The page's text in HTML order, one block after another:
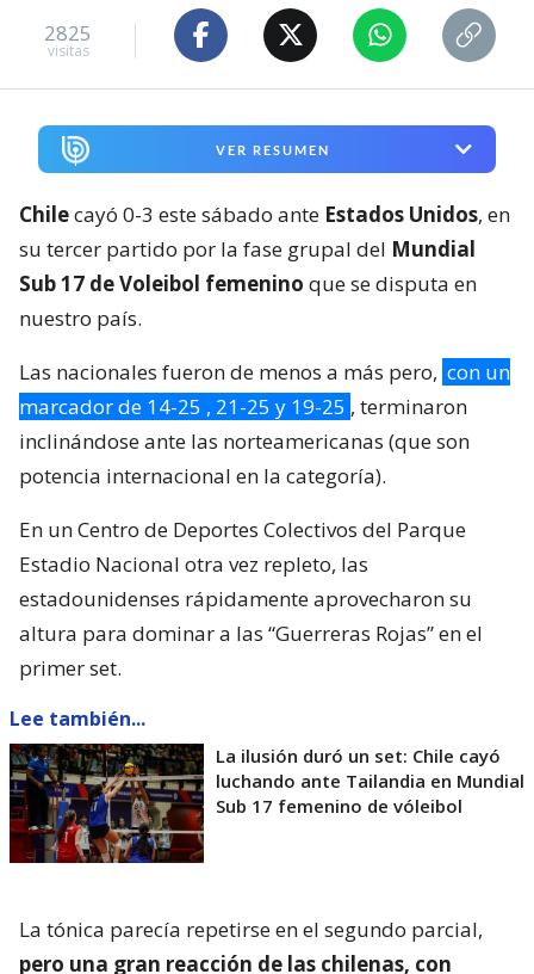
2825
visitas
VER RESUMEN
Chilecayó 0-3 este sábado ante Estados Unidos, en
su tercer partido por la fase grupal del Mundial
Sub 17 de Voleibol femenino que se disputa en
nuestro país.
Las nacionales fueron de menos a más pero, con un
marcador de 14-25 , 21-25 y 19-25 , terminaron
inclinándose ante las norteamericanas (que son
potencia internacional en la categoría).
En un Centro de Deportes Colectivos del Parque
Estadio Nacional otra vez repleto, las
estadounidenses rápidamente aprovecharon su
altura para dominar a las “Guerreras Rojas” en el
primer set.
Lee también...
La ilusión duró un set: Chile cayó
luchando ante Tailandia en Mundial
Sub 17 femenino de vóleibol
La tónica parecía repetirse en el segundo parcial,
pero una gran reacción de las chilenas, con